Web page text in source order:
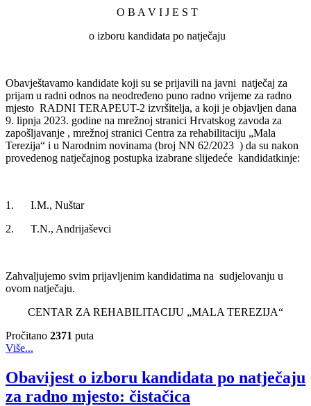
O B A V I J E S T
o izboru kandidata po natječaju
Obavještavamo kandidate koji su se prijavili na javni natječaj za
prijam u radni odnos na neodređeno puno radno vrijeme za radno
mjesto RADNI TERAPEUT-2 izvršitelja, a koji je objavljen dana
9. lipnja 2023. godine na mrežnoj stranici Hrvatskog zavoda za
zapošljavanje , mrežnoj stranici Centra za rehabilitaciju „Mala
Terezija“ i u Narodnim novinama (broj NN 62/2023 ) da su nakon
provedenog natječajnog postupka izabrane slijedeće kandidatkinje:
1. I.M., Nuštar
2. T.N., Andrijaševci
Zahvaljujemo svim prijavljenim kandidatima na sudjelovanju u
ovom natječaju.
CENTAR ZA REHABILITACIJU „MALA TEREZIJA“
Pročitano 2371 puta
Više...
Obavijest o izboru kandidata po natječaju
za radno mjesto: čistačica